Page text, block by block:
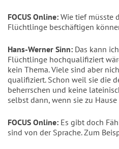
FOCUS Online: Wie tief müsste
Flüchtlinge beschäftigen
Hans-Werner Sinn: Das kann
Flüchtlinge hochqualifiziert
kein Thema. Viele sind aber
qualifiziert. Schon weil sie die
beherrschen und keine
selbst dann, wenn sie zu
FOCUS Online: Es gibt doch
sind von der Sprache. Zum